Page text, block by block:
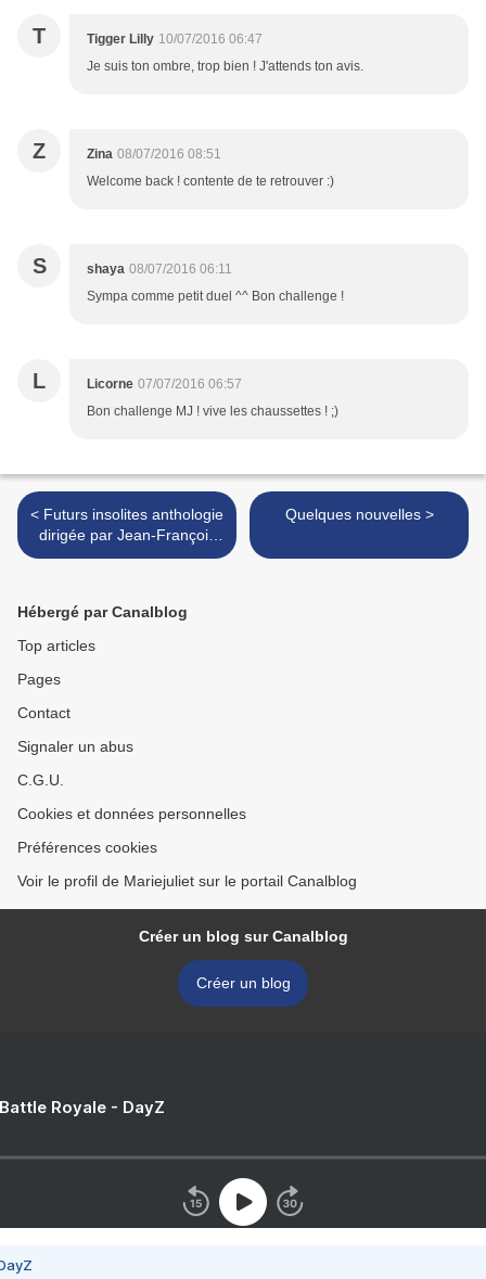
T Tigger Lilly 10/07/2016 06:47
Je suis ton ombre, trop bien ! J'attends ton avis.
Z Zina 08/07/2016 08:51
Welcome back ! contente de te retrouver :)
S shaya 08/07/2016 06:11
Sympa comme petit duel ^^ Bon challenge !
L Licorne 07/07/2016 06:57
Bon challenge MJ ! vive les chaussettes ! ;)
< Futurs insolites anthologie
dirigée par Jean-François
Thomas et Elena Avdija
Quelques nouvelles >
Hébergé par Canalblog
Top articles
Pages
Contact
Signaler un abus
C.G.U.
Cookies et données personnelles
Préférences cookies
Voir le profil de Mariejuliet sur le portail Canalblog
Créer un blog sur Canalblog
Créer un blog
Royale - DayZ